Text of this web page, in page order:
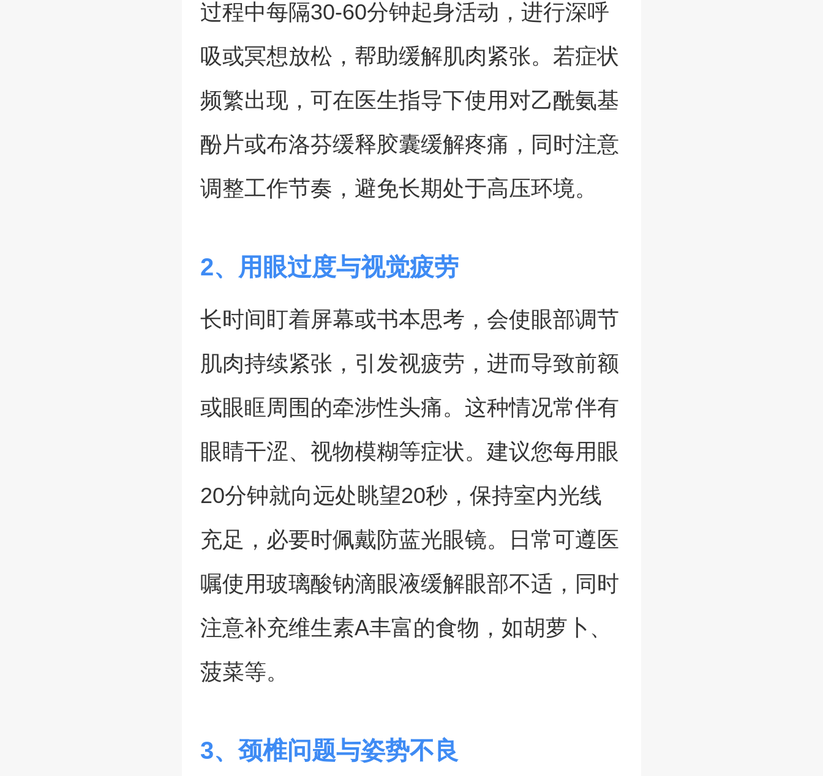
过程中每隔30-60分钟起身活动，进行深呼
吸或冥想放松，帮助缓解肌肉紧张。若症状
频繁出现，可在医生指导下使用对乙酰氨基
酚片或布洛芬缓释胶囊缓解疼痛，同时注意
调整工作节奏，避免长期处于高压环境。
2、用眼过度与视觉疲劳
长时间盯着屏幕或书本思考，会使眼部调节
肌肉持续紧张，引发视疲劳，进而导致前额
或眼眶周围的牵涉性头痛。这种情况常伴有
眼睛干涩、视物模糊等症状。建议您每用眼
20分钟就向远处眺望20秒，保持室内光线
充足，必要时佩戴防蓝光眼镜。日常可遵医
嘱使用玻璃酸钠滴眼液缓解眼部不适，同时
注意补充维生素A丰富的食物，如胡萝卜、
菠菜等。
3、颈椎问题与姿势不良